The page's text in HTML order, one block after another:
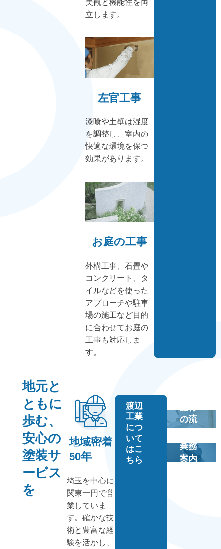
美観と機能性を両
立します。
左官工事
漆喰や土壁は湿度
を調整し、室内の
快適な環境を保つ
効果があります。
お庭の工事
外構工事、石畳や
コンクリート、タ
イルなどを使った
アプローチや駐車
場の施工など目的
に合わせてお庭の
工事も対応しま
す。
地元と
ともに
歩む、
安心の
塗装サ
ービス
を
地域密着
50年
埼玉を中心に
関東一円で営
業していま
す。確かな技
術と豊富な経
験を活かし、
渡辺
工業
につ
いて
はこ
ちら
の流
れ
業務
案内